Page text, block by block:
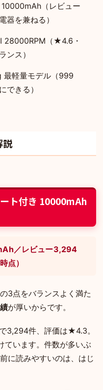
10000mAh（レビュー
器を兼ねる）
28000RPM（★4.6・
ンス）
最軽量モデル（999
できる）
説
ト付き 10000mAh
／レビュー3,294
点）
3点をバランスよく満た
が厚いからです。
3,294件、評価は★4.3。
ています。件数が多いぶ
に読みやすいのは、はじ